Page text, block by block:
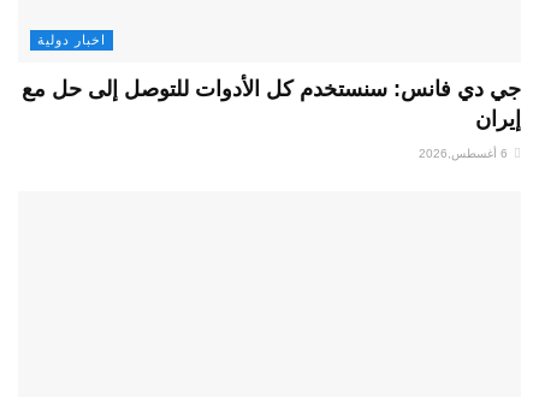
اخبار دولية
جي دي فانس: سنستخدم كل الأدوات للتوصل إلى حل مع
إيران